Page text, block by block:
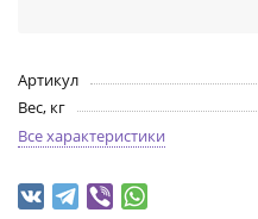
Артикул
Вес, кг
Все характеристики